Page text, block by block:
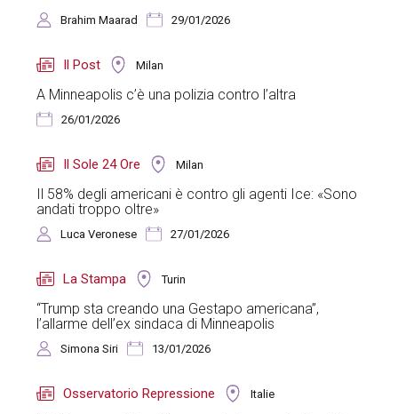
Brahim Maarad 29/01/2026
Il Post Milan
A Minneapolis c’è una polizia contro l’altra
26/01/2026
Il Sole 24 Ore Milan
Il 58% degli americani è contro gli agenti Ice: «Sono
andati troppo oltre»
Luca Veronese 27/01/2026
La Stampa Turin
“Trump sta creando una Gestapo americana”,
l’allarme dell’ex sindaca di Minneapolis
Simona Siri 13/01/2026
Osservatorio Repressione Italie